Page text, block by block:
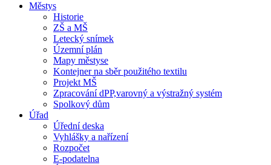
Městys
Historie
ZŠ a MŠ
Letecký snímek
Územní plán
Mapy městyse
Kontejner na sběr použitého textilu
Projekt MŠ
Zpracování dPP,varovný a výstražný systém
Spolkový dům
Úřad
Úřední deska
Vyhlášky a nařízení
Rozpočet
E-podatelna